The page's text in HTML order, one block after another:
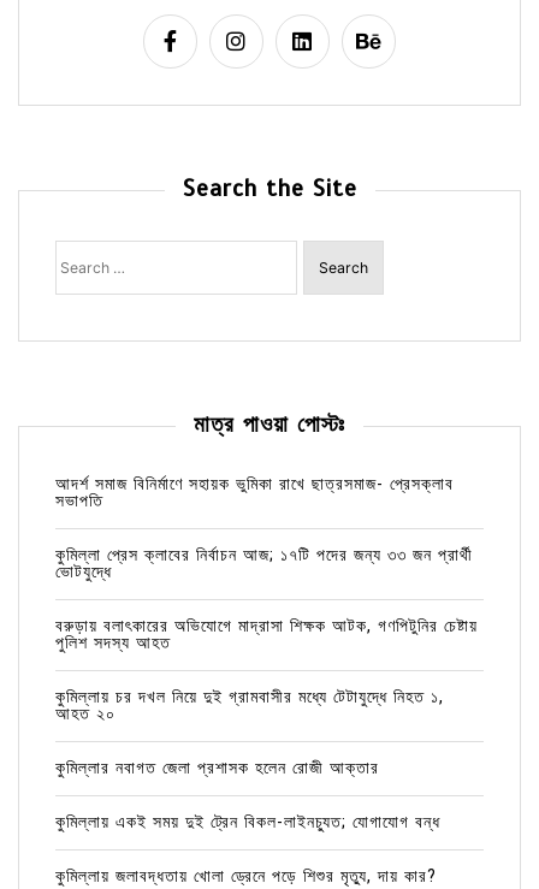
Search the Site
Search
for:
মাত্র পাওয়া পোস্টঃ
আদর্শ সমাজ বিনির্মাণে সহায়ক ভুমিকা রাখে ছাত্রসমাজ- প্রেসক্লাব
সভাপতি
কুমিল্লা প্রেস ক্লাবের নির্বাচন আজ; ১৭টি পদের জন্য ৩৩ জন প্রার্থী
ভোটযুদ্ধে
বরুড়ায় বলাৎকারের অভিযোগে মাদ্রাসা শিক্ষক আটক, গণপিটুনির চেষ্টায়
পুলিশ সদস্য আহত
কুমিল্লায় চর দখল নিয়ে দুই গ্রামবাসীর মধ্যে টেটাযুদ্ধে নিহত ১,
আহত ২০
কুমিল্লার নবাগত জেলা প্রশাসক হলেন রোজী আক্তার
কুমিল্লায় একই সময় দুই ট্রেন বিকল-লাইনচ্যুত; যোগাযোগ বন্ধ
কুমিল্লায় জলাবদ্ধতায় খোলা ড্রেনে পড়ে শিশুর মৃত্যু, দায় কার?